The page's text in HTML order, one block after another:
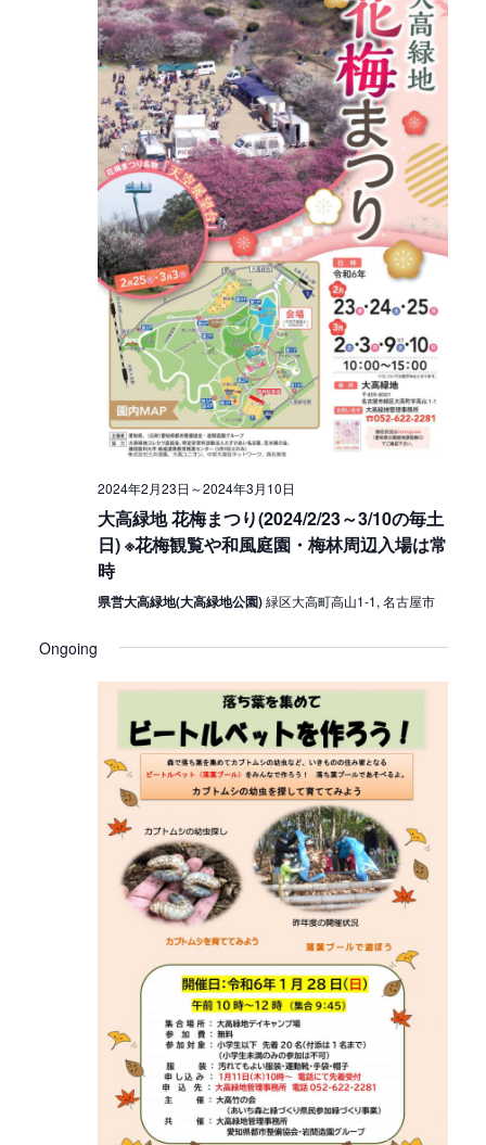
2024年2月23日 ～2024年3月10日
大高緑地 花梅まつり(2024/2/23～3/10の毎土
日) ※花梅観覧や和風庭園・梅林周辺入場は常
時
県営大高緑地(大高緑地公園)緑区大高町高山1-1, 名古屋市
Ongoing